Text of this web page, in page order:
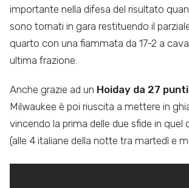
importante nella difesa del risultato
sono tornati in gara restituendo il
quarto con una fiammata da 17-2 a
ultima frazione.
Anche grazie ad un Hoiday da 27
Milwaukee è poi riuscita a mettere in
vincendo la prima delle due sfide in quel
(alle 4 italiane della notte tra martedì e